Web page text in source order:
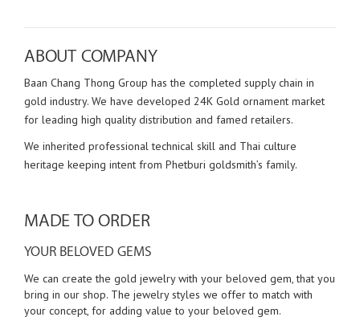
ABOUT COMPANY
Baan Chang Thong Group has the completed supply chain in
gold industry. We have developed 24K Gold ornament market
for leading high quality distribution and famed retailers.
We inherited professional technical skill and Thai culture
heritage keeping intent from Phetburi goldsmith’s family.
MADE TO ORDER
YOUR BELOVED GEMS
We can create the gold jewelry with your beloved gem, that you
bring in our shop. The jewelry styles we offer to match with
your concept, for adding value to your beloved gem.